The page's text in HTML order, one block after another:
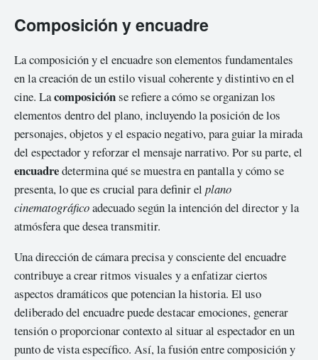
Composición y encuadre
La composición y el encuadre son elementos fundamentales
en la creación de un estilo visual coherente y distintivo en el
cine. Lacomposiciónse refiere a cómo se organizan los
elementos dentro del plano, incluyendo la posición de los
personajes, objetos y el espacio negativo, para guiar la mirada
del espectador y reforzar el mensaje narrativo. Por su parte, el
encuadredetermina qué se muestra en pantalla y cómo se
presenta, lo que es crucial para definir el plano
cinematográficoadecuado según la intención del director y la
atmósfera que desea transmitir.
Una dirección de cámara precisa y consciente del encuadre
contribuye a crear ritmos visuales y a enfatizar ciertos
aspectos dramáticos que potencian la historia. El uso
deliberado del encuadre puede destacar emociones, generar
tensión o proporcionar contexto al situar al espectador en un
punto de vista específico. Así, la fusión entre composición y